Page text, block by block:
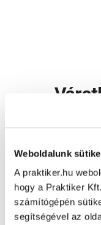
Weboldalunk
A praktiker.hu
hogy a Praktiker
számítógépén
segítségével az